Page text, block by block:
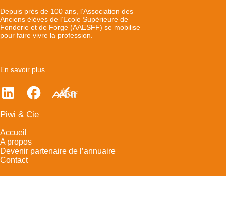
Depuis près de 100 ans, l’Association des
Anciens élèves de l’Ecole Supérieure de
Fonderie et de Forge (AAESFF) se mobilise
pour faire vivre la profession.
En savoir plus
Piwi & Cie
Accueil
A propos
Devenir partenaire de l’annuaire
Contact